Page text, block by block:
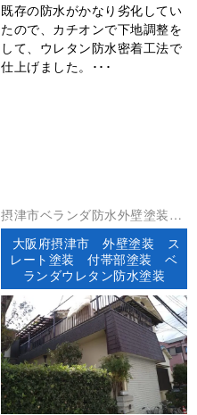
既存の防水がかなり劣化してい
たので、カチオンで下地調整を
して、ウレタン防水密着工法で
仕上げました。･･･
摂津市ベランダ防水外壁塗装屋
根塗装防水工事
大阪府摂津市 外壁塗装 ス
レート塗装 付帯部塗装 ベ
ランダウレタン防水塗装